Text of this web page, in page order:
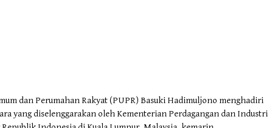
dan Perumahan Rakyat (PUPR) Basuki Hadimuljono menghadiri
yang diselenggarakan oleh Kementerian Perdagangan dan Industri